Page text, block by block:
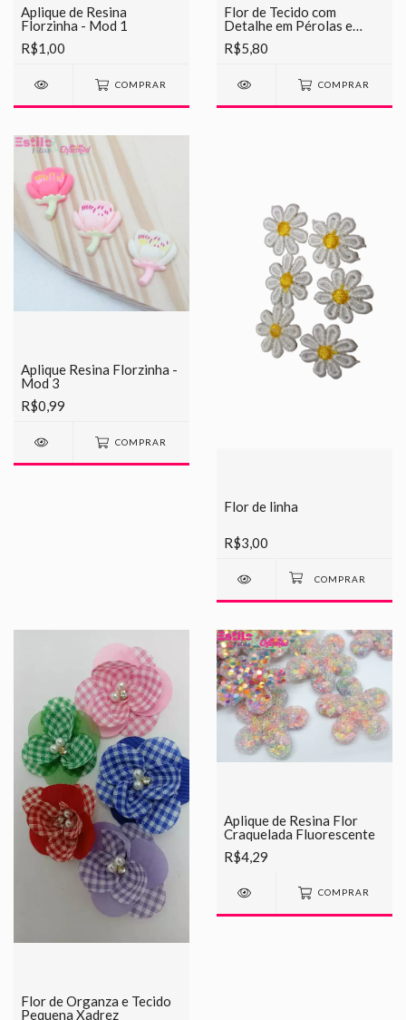
Aplique de Resina
Florzinha - Mod 1
R$1,00
COMPRAR
Flor de Tecido com
Detalhe em Pérolas e
Strass
R$5,80
COMPRAR
Aplique Resina Florzinha -
Mod 3
R$0,99
COMPRAR
Flor de linha
R$3,00
Flor de Organza e Tecido
Pequena Xadrez
Aplique de Resina Flor
Craquelada Fluorescente
R$4,29
COMPRAR